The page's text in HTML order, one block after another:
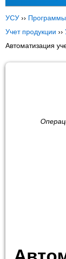
УСУ ›› Программы
Учет продукции ››
Автоматизация